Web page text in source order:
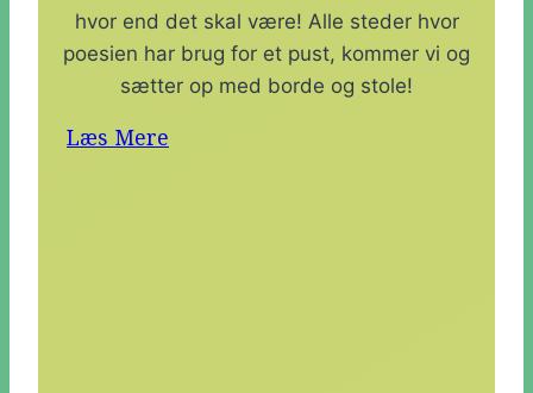
hvor end det skal være! Alle steder hvor
poesien har brug for et pust, kommer vi og
sætter op med borde og stole!
Læs Mere